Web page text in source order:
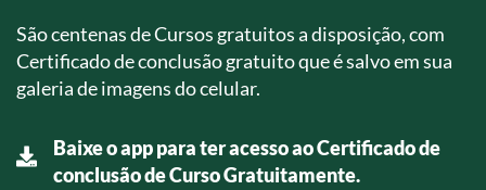
São centenas de Cursos gratuitos a disposição, com
Certificado de conclusão gratuito que é salvo em sua
galeria de imagens do celular.
Baixe o app para ter acesso ao Certificado de
conclusão de Curso Gratuitamente.